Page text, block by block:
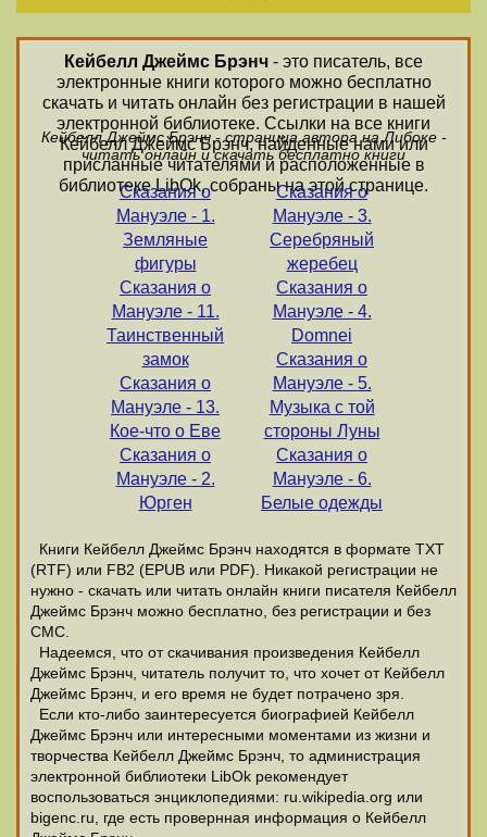
Кейбелл Джеймс Брэнч - это писатель, все
электронные книги которого можно бесплатно
скачать и читать онлайн без регистрации в нашей
электронной библиотеке. Ссылки на все книги
Кейбелл Джеймс Брэнч, найденные нами или
присланные читателями и расположенные в
библиотеке LibOk, собраны на этой странице.
Кейбелл Джеймс Брэнч - страница автора на Либоке -
читать онлайн и скачать бесплатно книги
Сказания о
Мануэле - 1.
Земляные
фигуры
Сказания о
Мануэле - 11.
Таинственный
замок
Сказания о
Мануэле - 13.
Кое-что о Еве
Сказания о
Мануэле - 2.
Юрген
Сказания о
Мануэле - 3.
Серебряный
жеребец
Сказания о
Мануэле - 4.
Domnei
Сказания о
Мануэле - 5.
Музыка с той
стороны Луны
Сказания о
Мануэле - 6.
Белые одежды
Книги Кейбелл Джеймс Брэнч находятся в формате ТХТ
(RTF) или FB2 (EPUB или PDF). Никакой регистрации не
нужно - скачать или читать онлайн книги писателя Кейбелл
Джеймс Брэнч можно бесплатно, без регистрации и без
СМС.
Надеемся, что от скачивания произведения Кейбелл
Джеймс Брэнч, читатель получит то, что хочет от Кейбелл
Джеймс Брэнч, и его время не будет потрачено зря.
Если кто-либо заинтересуется биографией Кейбелл
Джеймс Брэнч или интересными моментами из жизни и
творчества Кейбелл Джеймс Брэнч, то администрация
электронной библиотеки LibOk рекомендует
воспользоваться энциклопедиями: ru.wikipedia.org или
bigenc.ru, где есть провернная информация о Кейбелл